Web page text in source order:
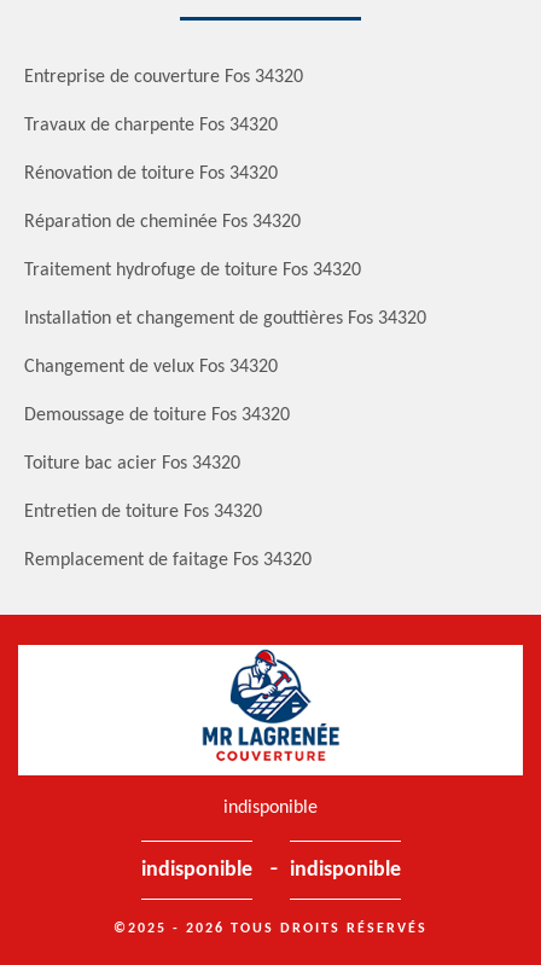
Entreprise de couverture Fos 34320
Travaux de charpente Fos 34320
Rénovation de toiture Fos 34320
Réparation de cheminée Fos 34320
Traitement hydrofuge de toiture Fos 34320
Installation et changement de gouttières Fos 34320
Changement de velux Fos 34320
Demoussage de toiture Fos 34320
Toiture bac acier Fos 34320
Entretien de toiture Fos 34320
Remplacement de faitage Fos 34320
indisponible
indisponible - indisponible
©2025 - 2026 TOUS DROITS RÉSERVÉS